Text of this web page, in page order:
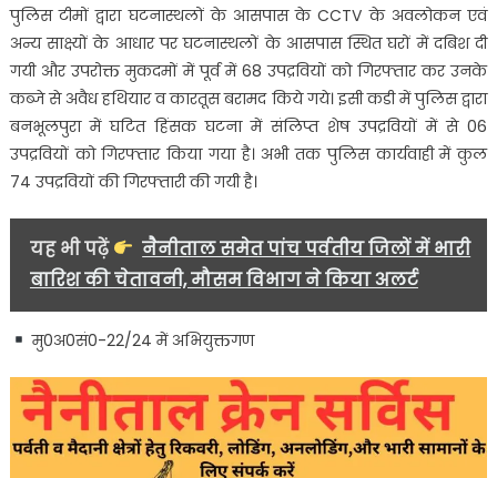
पुलिस टीमों द्वारा घटनास्थलों के आसपास के CCTV के अवलोकन एवं
अन्य साक्ष्यों के आधार पर घटनास्थलों के आसपास स्थित घरों में दबिश दी
गयी और उपरोक्त मुकदमों में पूर्व में 68 उपद्रवियों को गिरफ्तार कर उनके
कब्जे से अवैध हथियार व कारतूस बरामद किये गये। इसी कडी में पुलिस द्वारा
बनभूलपुरा में घटित हिंसक घटना में संलिप्त शेष उपद्रवियों में से 06
उपद्रवियों को गिरफ्तार किया गया है। अभी तक पुलिस कार्यवाही में कुल
74 उपद्रवियों की गिरफ्तारी की गयी है।
यह भी पढ़ें
नैनीताल समेत पांच पर्वतीय जिलों में भारी
बारिश की चेतावनी, मौसम विभाग ने किया अलर्ट
मु0अ0सं0-22/24 में अभियुक्तगण